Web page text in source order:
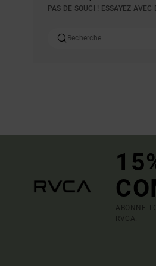
PAS DE SOUCI ! ESSAYEZ
ABONNE-
RVCA.